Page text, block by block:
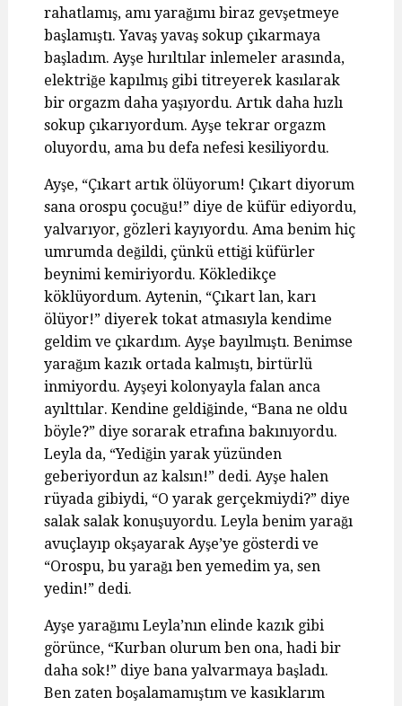
rahatlamış, amı yarağımı biraz gevşetmeye
başlamıştı. Yavaş yavaş sokup çıkarmaya
başladım. Ayşe hırıltılar inlemeler arasında,
elektriğe kapılmış gibi titreyerek kasılarak
bir orgazm daha yaşıyordu. Artık daha hızlı
sokup çıkarıyordum. Ayşe tekrar orgazm
oluyordu, ama bu defa nefesi kesiliyordu.
Ayşe, “Çıkart artık ölüyorum! Çıkart diyorum
sana orospu çocuğu!” diye de küfür ediyordu,
yalvarıyor, gözleri kayıyordu. Ama benim hiç
umrumda değildi, çünkü ettiği küfürler
beynimi kemiriyordu. Kökledikçe
köklüyordum. Aytenin, “Çıkart lan, karı
ölüyor!” diyerek tokat atmasıyla kendime
geldim ve çıkardım. Ayşe bayılmıştı. Benimse
yarağım kazık ortada kalmıştı, birtürlü
inmiyordu. Ayşeyi kolonyayla falan anca
ayılttılar. Kendine geldiğinde, “Bana ne oldu
böyle?” diye sorarak etrafına bakınıyordu.
Leyla da, “Yediğin yarak yüzünden
geberiyordun az kalsın!” dedi. Ayşe halen
rüyada gibiydi, “O yarak gerçekmiydi?” diye
salak salak konuşuyordu. Leyla benim yarağı
avuçlayıp okşayarak Ayşe’ye gösterdi ve
“Orospu, bu yarağı ben yemedim ya, sen
yedin!” dedi.
Ayşe yarağımı Leyla’nın elinde kazık gibi
görünce, “Kurban olurum ben ona, hadi bir
daha sok!” diye bana yalvarmaya başladı.
Ben zaten boşalamamıştım ve kasıklarım